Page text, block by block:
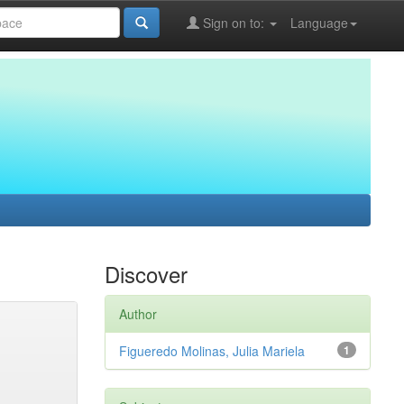
Language
Sign on to:
Discover
Author
1
Figueredo Molinas, Julia Mariela